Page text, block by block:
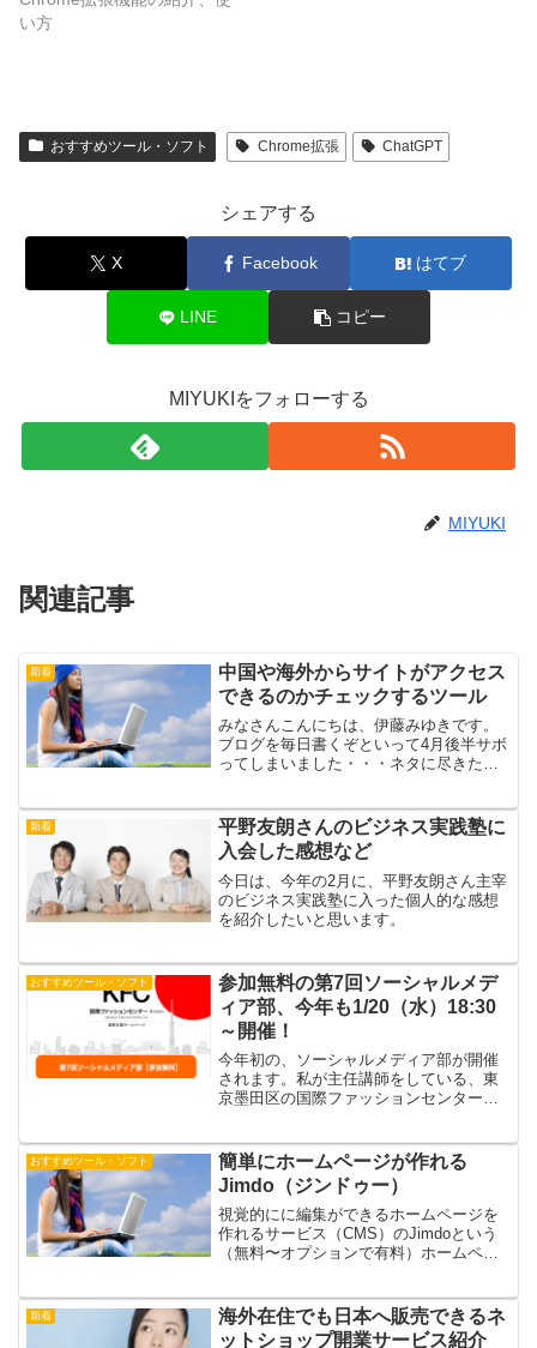
い方
おすすめツール・ソフト Chrome拡張 ChatGPT
シェアする
X Facebook はてブ
LINE コピー
MIYUKIをフォローする
MIYUKI
関連記事
新着
中国や海外からサイトがアクセス
できるのかチェックするツール
みなさんこんにちは、伊藤みゆきです。
ブログを毎日書くぞといって4月後半サボ
ってしまいました・・・ネタに尽きた時
ル」は、中国や海外からサイ...
新着
平野友朗さんのビジネス実践塾に
入会した感想など
今日は、今年の2月に、平野友朗さん主宰
のビジネス実践塾に入った個人的な感想
を紹介したいと思います。
おすすめツール・ソフト
参加無料の第7回ソーシャルメデ
ィア部、今年も1/20（水）18:30
～開催！
今年初の、ソーシャルメディア部が開催
されます。私が主任講師をしている、東
京墨田区の国際ファッションセンター主
いる、自主勉強会のソーシャルメディア
部です。会員さんでな...
おすすめツール・ソフト
簡単にホームページが作れる
Jimdo（ジンドゥー）
視覚的にに編集ができるホームページを
作れるサービス（CMS）のJimdoという
（無料〜オプションで有料）ホームペー
WordPressというのも人気ですが、Jimdo
というサービ...
新着
海外在住でも日本へ販売できるネ
ットショップ開業サービス紹介